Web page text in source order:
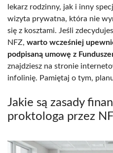
lekarz rodzinny, jak i inny
wizyta prywatna, która nie
się z kosztami. Jeśli
NFZ, warto wcześniej
podpisaną umowę z
znajdziesz na stronie
infolinię. Pamiętaj o tym,
Jakie są zasady
proktologa przez